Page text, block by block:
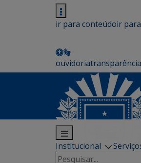
ir para conteúdoir
ouvidoriatransparência
Institucional
Pesquisar